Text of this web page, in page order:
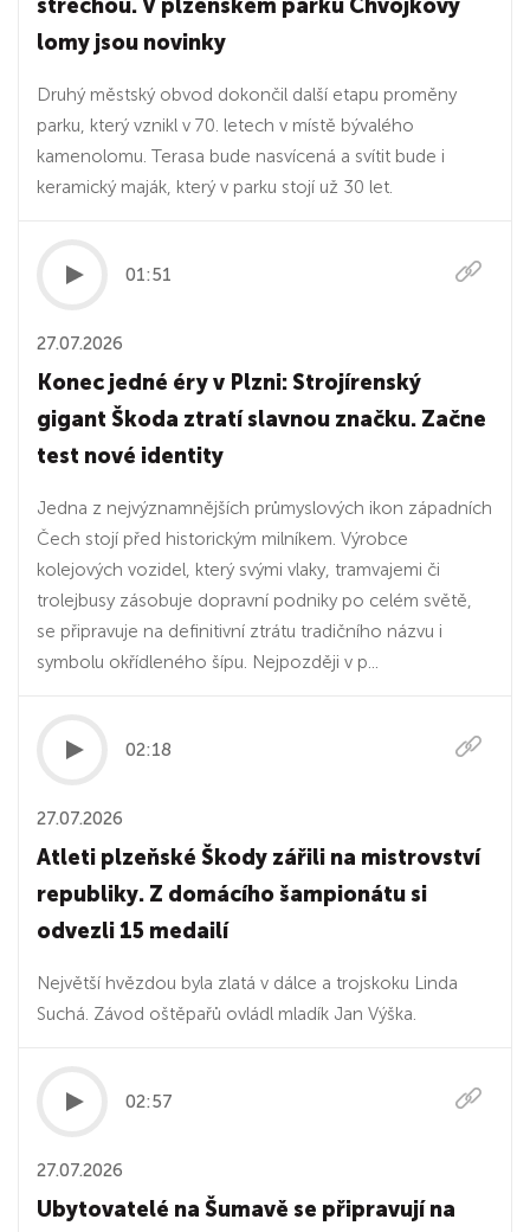
střechou. V plzeňském parku Chvojkovy
lomy jsou novinky
Druhý městský obvod dokončil další etapu proměny
parku, který vznikl v 70. letech v místě bývalého
kamenolomu. Terasa bude nasvícená a svítit bude i
keramický maják, který v parku stojí už 30 let.
01:51
27.07.2026
Konec jedné éry v Plzni: Strojírenský
gigant Škoda ztratí slavnou značku. Začne
test nové identity
Jedna z nejvýznamnějších průmyslových ikon západních
Čech stojí před historickým milníkem. Výrobce
kolejových vozidel, který svými vlaky, tramvajemi či
trolejbusy zásobuje dopravní podniky po celém světě,
se připravuje na definitivní ztrátu tradičního názvu i
symbolu okřídleného šípu. Nejpozději v p...
02:18
27.07.2026
Atleti plzeňské Škody zářili na mistrovství
republiky. Z domácího šampionátu si
odvezli 15 medailí
Největší hvězdou byla zlatá v dálce a trojskoku Linda
Suchá. Závod oštěpařů ovládl mladík Jan Výška.
02:57
27.07.2026
Ubytovatelé na Šumavě se připravují na